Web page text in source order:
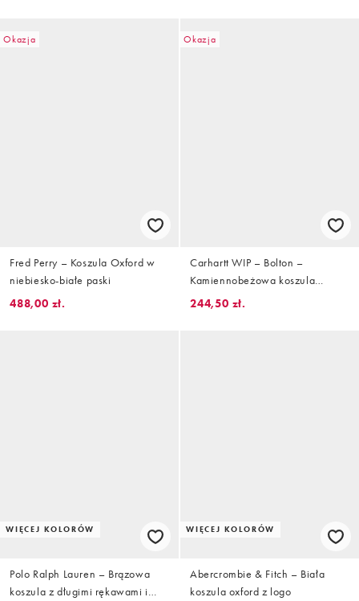
Okazja
Fred Perry – Koszula Oxford w
niebiesko-białe paski
488,00 zł.
Okazja
Carhartt WIP – Bolton –
Kamiennobeżowa koszula
Oxford z długimi rękawami
244,50 zł.
WIĘCEJ KOLORÓW
Polo Ralph Lauren – Brązowa
koszula z długimi rękawami i
WIĘCEJ KOLORÓW
Abercrombie & Fitch – Biała
koszula oxford z logo